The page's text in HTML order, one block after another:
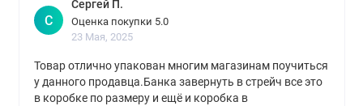
С
Сергей П.
Оценка покупки 5.0
23 Мая, 2025
Товар отлично упакован многим магазинам поучиться
у данного продавца.Банка завернуть в стрейч все это
в коробке по размеру и ещё и коробка в